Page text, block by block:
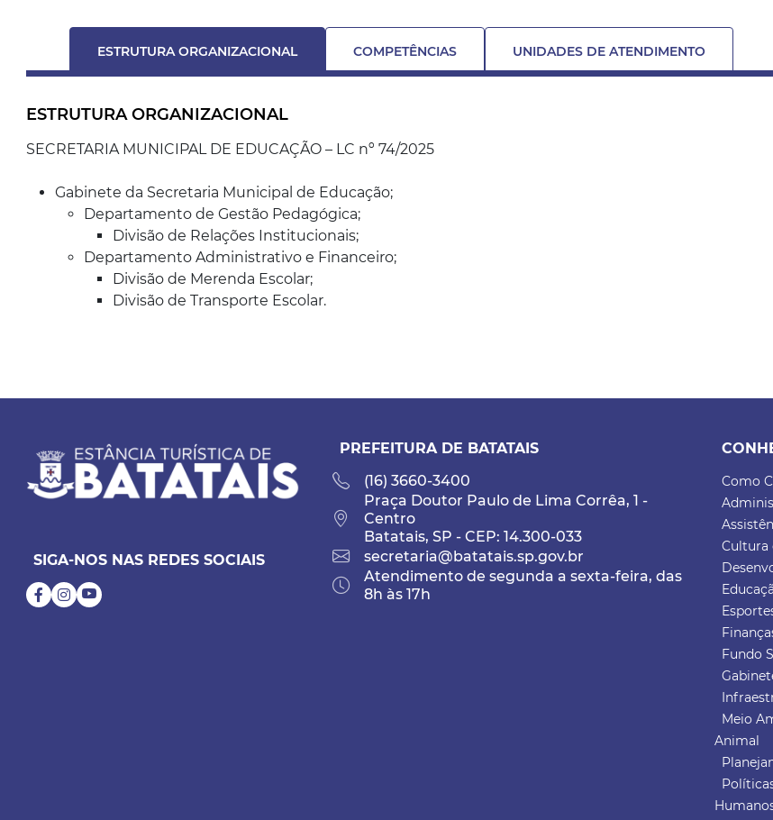
ESTRUTURA ORGANIZACIONAL COMPETÊNCIAS UNIDADES DE ATENDIMENTO
ESTRUTURA ORGANIZACIONAL
SECRETARIA MUNICIPAL DE EDUCAÇÃO – LC nº 74/2025
Gabinete da Secretaria Municipal de Educação;
Departamento de Gestão Pedagógica;
Divisão de Relações Institucionais;
Departamento Administrativo e Financeiro;
Divisão de Merenda Escolar;
Divisão de Transporte Escolar.
SIGA-NOS NAS REDES SOCIAIS
PREFEITURA DE BATATAIS
(16) 3660-3400
Praça Doutor Paulo de Lima Corrêa, 1 -
Centro
Batatais, SP - CEP: 14.300-033
secretaria@batatais.sp.gov.br
Atendimento de segunda a sexta-feira, das
8h às 17h
Como
Cultura
Fundo
Meio
Animal